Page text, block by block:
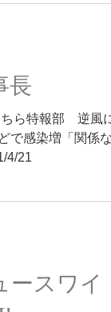
長
ちら特報部 逆風に
感染増「関係な
4/21
ースワイ